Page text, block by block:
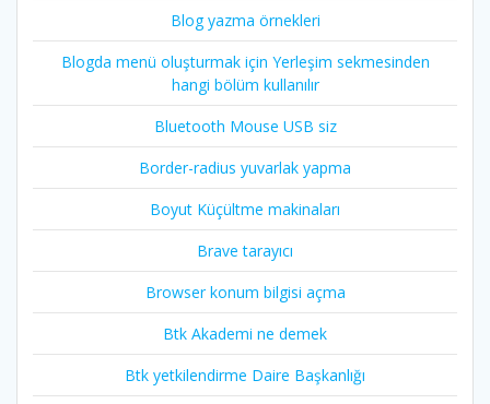
Blog yazma örnekleri
Blogda menü oluşturmak için Yerleşim sekmesinden
hangi bölüm kullanılır
Bluetooth Mouse USB siz
Border-radius yuvarlak yapma
Boyut Küçültme makinaları
Brave tarayıcı
Browser konum bilgisi açma
Btk Akademi ne demek
Btk yetkilendirme Daire Başkanlığı